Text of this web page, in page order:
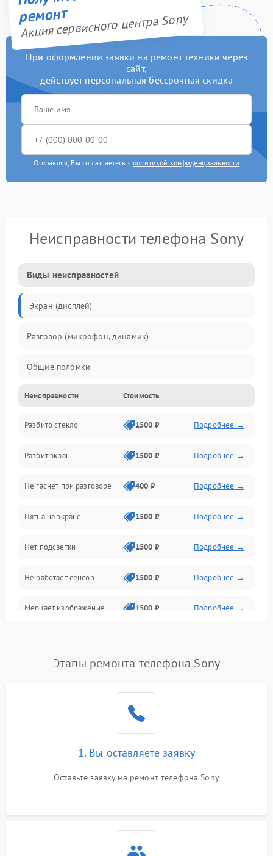
ремонт
Акция сервисного центра Sony
При оформлении заявки на ремонт техники через
сайт,
действует персональная бессрочная скидка
Отправляя, Вы соглашаетесь с политикой конфиденциальности
Неисправности телефона Sony
Виды неисправностей
Экран (дисплей)
Разговор (микрофон, динамик)
Общие поломки
Проблемы связи
Камеры
Проблемы с дисплеем и сенсором
Зарядка
Проблемы с питанием, зарядкой и аккумулятором
Проблемы с работой системы, корпусом и другие
Неисправности Стоимость
Разбито стекло 1500 ₽ Подробнее →
Разбит экран 1500 ₽ Подробнее →
Не гаснет при разговоре 400 ₽ Подробнее →
Пятна на экране 1500 ₽ Подробнее →
Нет подсветки 1500 ₽ Подробнее →
Не работает сенсор 1500 ₽ Подробнее →
Мерцает изображение 1500 ₽ Подробнее →
Не работает Face ID 4000 ₽ Подробнее →
Этапы ремонта телефона Sony
1. Вы оставляете заявку
Оставьте заявку на ремонт телефона Sony